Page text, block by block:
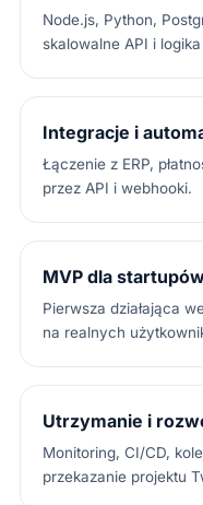
Node.js, Python,
skalowalne API i
Integracje i
Łączenie z ERP,
przez API i webhooki.
MVP dla
Pierwsza działająca
na realnych
Utrzymanie i
Monitoring, CI/CD,
przekazanie projektu